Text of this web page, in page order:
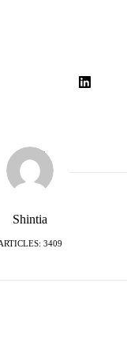
Shintia
3409